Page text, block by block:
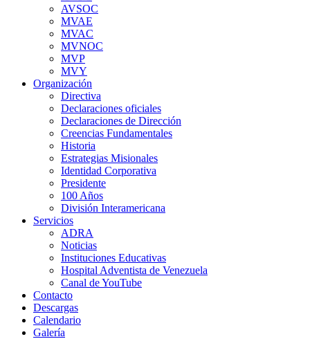
AVSOC
MVAE
MVAC
MVNOC
MVP
MVY
Organización
Directiva
Declaraciones oficiales
Declaraciones de Dirección
Creencias Fundamentales
Historia
Estrategias Misionales
Identidad Corporativa
Presidente
100 Años
División Interamericana
Servicios
ADRA
Noticias
Instituciones Educativas
Hospital Adventista de Venezuela
Canal de YouTube
Contacto
Descargas
Calendario
Galería